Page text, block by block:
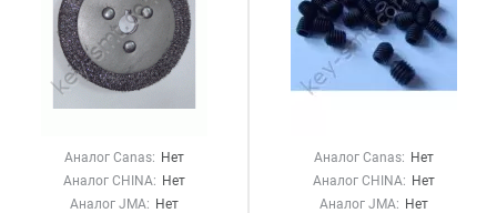
Аналог Canas: Нет
Аналог CHINA: Нет
Аналог JMA: Нет
Аналог Canas: Нет
Аналог CHINA: Нет
Аналог JMA: Нет